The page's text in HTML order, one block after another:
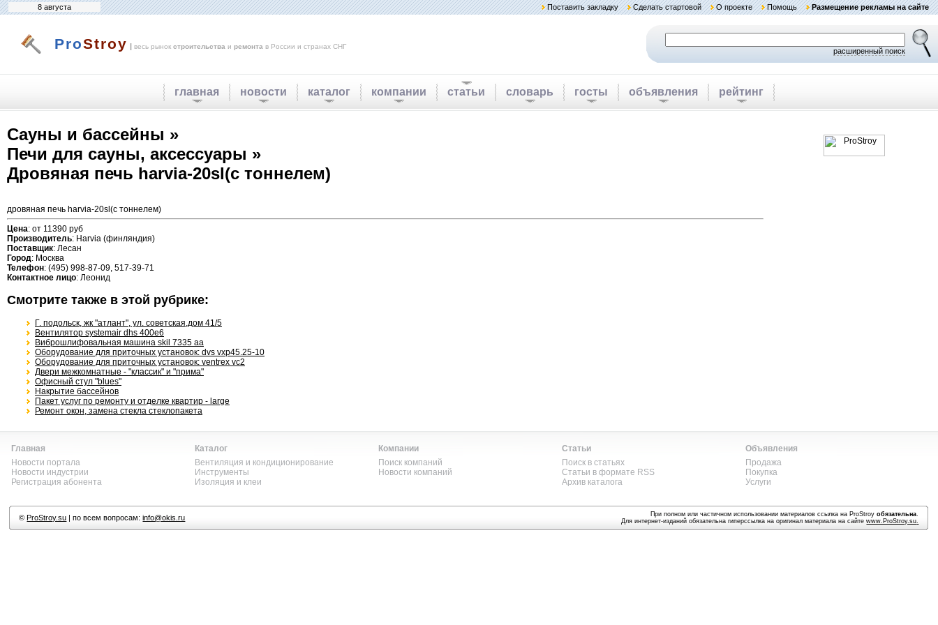
8 августа Поставить закладку Сделать стартовой О проекте Помощь Размещение рекламы на сайте
ProStroy | весь рынок строительства и ремонта в России и странах СНГ
расширенный поиск
главная новости каталог компании статьи словарь госты объявления рейтинг
Сауны и бассейны »
Печи для сауны, аксессуары »
Дровяная печь harvia-20sl(с тоннелем)
дровяная печь harvia-20sl(с тоннелем)
Цена: от 11390 руб
Производитель: Harvia (финляндия)
Поставщик: Лесан
Город: Москва
Телефон: (495) 998-87-09, 517-39-71
Контактное лицо: Леонид
Смотрите также в этой рубрике:
Г. подольск, жк "атлант", ул. советская,дом 41/5
Вентилятор systemair dhs 400e6
Виброшлифовальная машина skil 7335 aa
Оборудование для приточных установок: dvs vxp45.25-10
Оборудование для приточных установок: ventrex vc2
Двери межкомнатные - "классик" и "прима"
Офисный стул "blues"
Накрытие бассейнов
Пакет услуг по ремонту и отделке квартир - large
Ремонт окон, замена стекла стеклопакета
Главная
Новости портала
Новости индустрии
Регистрация абонента
Каталог
Вентиляция и кондиционирование
Инструменты
Изоляция и клеи
Компании
Поиск компаний
Новости компаний
Статьи
Поиск в статьях
Статьи в формате RSS
Архив каталога
Объявления
Продажа
Покупка
Услуги
©ProStroy.su | по всем вопросам:info@okis.ru При полном или частичном использовании материалов ссылка на ProStroyобязательна.
Для интернет-изданий обязательна гиперссылка на оригинал материала на сайтеwww.ProStroy.su.